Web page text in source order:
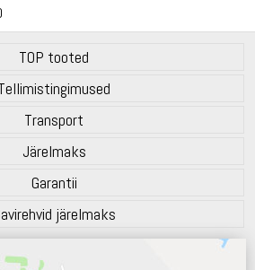
TOP tooted
Transport
Järelmaks
Garantii
järelmaks